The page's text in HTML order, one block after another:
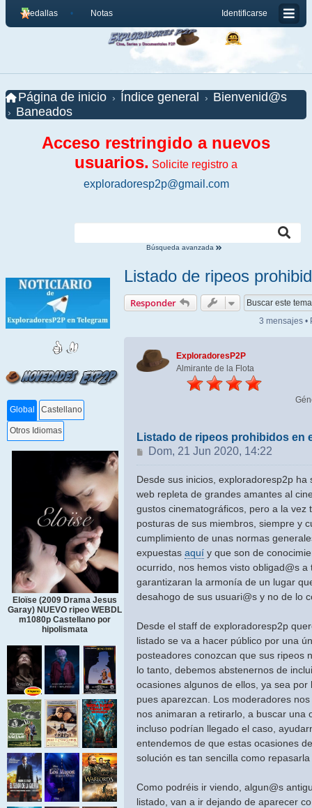
Identificarse
Medallas Notas
Página de inicio Índice general
Bienvenid@s
Baneados
Acceso restringido a nuevos
usuarios. Solicite registro a
exploradoresp2p@gmail.com
Búsqueda avanzada
Global Castellano
Otros Idiomas
Eloïse (2009 Drama Jesus
Garay) NUEVO ripeo WEBDL
m1080p Castellano por
hipolismata
Listado de ripeos
Responder
3 mensajes •
ExploradoresP2P
Almirante de la Flota
Listado de ripeos prohibidos en
Mensaje
Dom, 21 Jun 2020, 14:22
Desde sus inicios, exploradoresp2p
web repleta de grandes amantes al
gustos cinematográficos, pero a la
posturas de sus miembros, siempre y
cumplimiento de unas normas
expuestas aquí y que son de
ocurrido, nos hemos visto obligad@s
garantizaran la armonía de un lugar
desahogo de sus usuari@s y no de lo
Desde el staff de exploradoresp2p
listado se va a hacer público por una
posteadores conozcan que sus ripeos
lo tanto, debemos abstenernos de
ocasiones algunos de ellos, ya sea
pues aparezcan. Los moderadores
nos animaran a retirarlo, a buscar una
incluso podrían llegado el caso,
entendemos de que estas ocasiones
solución es tan sencilla como
Como podréis ir viendo, algun@s
listado, van a ir dejando de aparecer